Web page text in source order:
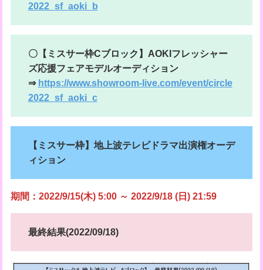
2022_sf_aoki_b
〇【ミスサー枠Cブロック】AOKIフレッシャー
ズ応援フェアモデルオーディション
⇒ https://www.showroom-live.com/event/circle
2022_sf_aoki_c
【ミスサー枠】地上波テレビドラマ出演権オーデ
ィション
期間：2022/9/15(木) 5:00 ～ 2022/9/18 (日) 21:59
最終結果(2022/09/18)